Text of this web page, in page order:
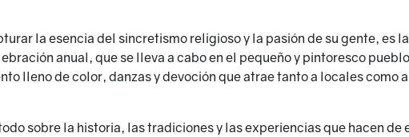
la esencia del sincretismo religioso y la pasión de su gente, es la
anual, que se lleva a cabo en el pequeño y pintoresco
lleno de color, danzas y devoción que atrae tanto a locales como
sobre la historia, las tradiciones y las experiencias que hacen de